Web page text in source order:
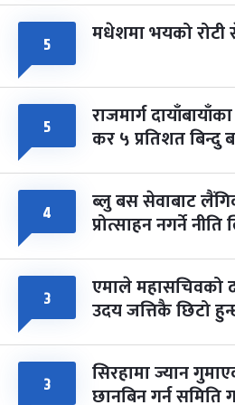
५ मधेशमा भयको रोटी
५ राजमार्ग
कर ५ प्रतिशत बिन्दु
४ ब्लु बस सेवाबाट
प्रोत्साहन नगर्ने नीति
३ एमाले महासचिवको
उदय जत्तिकै छिटो
३ सिरहामा ज्यान
छानबिन गर्न समिति